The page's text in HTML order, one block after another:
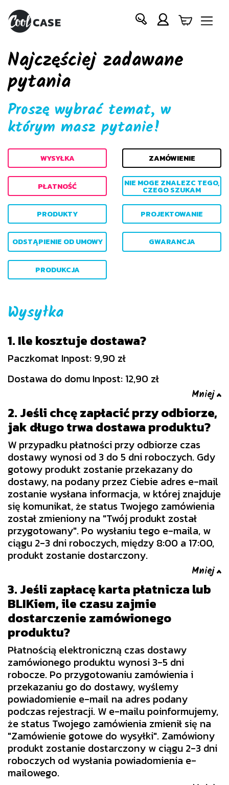
Najczęściej zadawane
pytania
Proszę wybrać temat, w
którym masz pytanie!
WYSYŁKA ZAMÓWIENIE
PŁATNOŚĆ NIE MOGE ZNALEZC TEGO,
CZEGO SZUKAM
PRODUKTY PROJEKTOWANIE
ODSTĄPIENIE OD UMOWY GWARANCJA
PRODUKCJA
Wysyłka
1. Ile kosztuje dostawa?
Paczkomat Inpost: 9,90 zł
Dostawa do domu Inpost: 12,90 zł
2. Jeśli chcę zapłacić przy odbiorze,
jak długo trwa dostawa produktu?
W przypadku płatności przy odbiorze czas
dostawy wynosi od 3 do 5 dni roboczych. Gdy
gotowy produkt zostanie przekazany do
dostawy, na podany przez Ciebie adres e-mail
zostanie wysłana informacja, w której znajduje
się komunikat, że status Twojego zamówienia
został zmieniony na "Twój produkt został
przygotowany". Po wysłaniu tego e-maila, w
ciągu 2-3 dni roboczych, między 8:00 a 17:00,
produkt zostanie dostarczony.
3. Jeśli zapłacę karta płatnicza lub
BLIKiem, ile czasu zajmie
dostarczenie zamówionego
produktu?
Płatnością elektroniczną czas dostawy
zamówionego produktu wynosi 3-5 dni
robocze. Po przygotowaniu zamówienia i
przekazaniu go do dostawy, wyślemy
powiadomienie e-mail na adres podany
podczas rejestracji. W e-mailu poinformujemy,
że status Twojego zamówienia zmienił się na
"Zamówienie gotowe do wysyłki". Zamówiony
produkt zostanie dostarczony w ciągu 2-3 dni
roboczych od wysłania powiadomienia e-
mailowego.